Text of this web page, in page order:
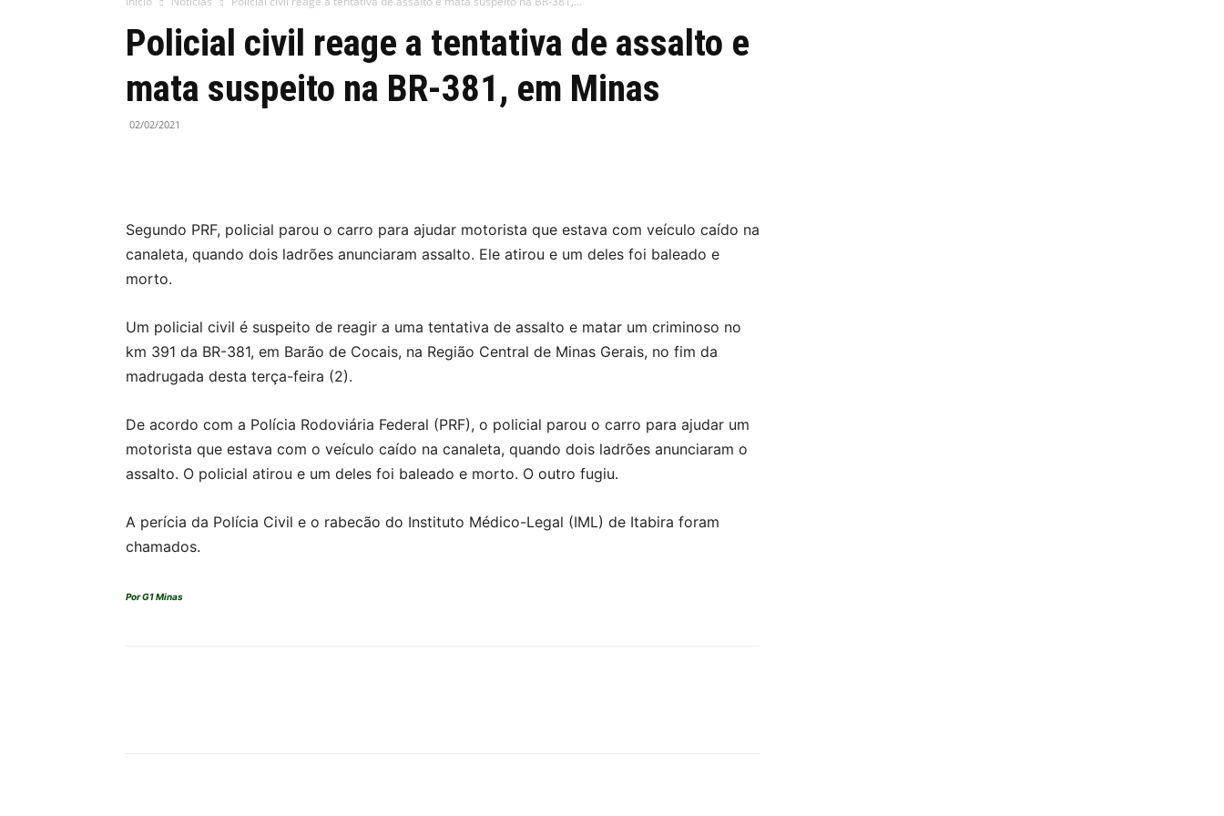
Policial civil reage a tentativa de assalto e
mata suspeito na BR-381, em Minas
02/02/2021
Segundo PRF, policial parou o carro para ajudar motorista que estava com veículo caído na
canaleta, quando dois ladrões anunciaram assalto. Ele atirou e um deles foi baleado e
morto.
Um policial civil é suspeito de reagir a uma tentativa de assalto e matar um criminoso no
km 391 da BR-381, em Barão de Cocais, na Região Central de Minas Gerais, no fim da
madrugada desta terça-feira (2).
De acordo com a Polícia Rodoviária Federal (PRF), o policial parou o carro para ajudar um
motorista que estava com o veículo caído na canaleta, quando dois ladrões anunciaram o
assalto. O policial atirou e um deles foi baleado e morto. O outro fugiu.
A perícia da Polícia Civil e o rabecão do Instituto Médico-Legal (IML) de Itabira foram
chamados.
Por G1 Minas